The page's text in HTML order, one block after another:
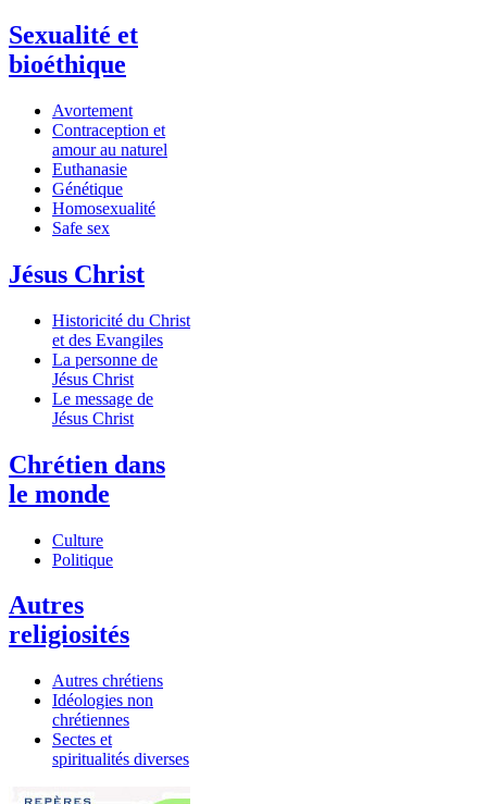
Sexualité et
bioéthique
Avortement
Contraception et
amour au naturel
Euthanasie
Génétique
Homosexualité
Safe sex
Jésus Christ
Historicité du Christ
et des Evangiles
La personne de
Jésus Christ
Le message de
Jésus Christ
Chrétien dans
le monde
Culture
Politique
Autres
religiosités
Autres chrétiens
Idéologies non
chrétiennes
Sectes et
spiritualités diverses